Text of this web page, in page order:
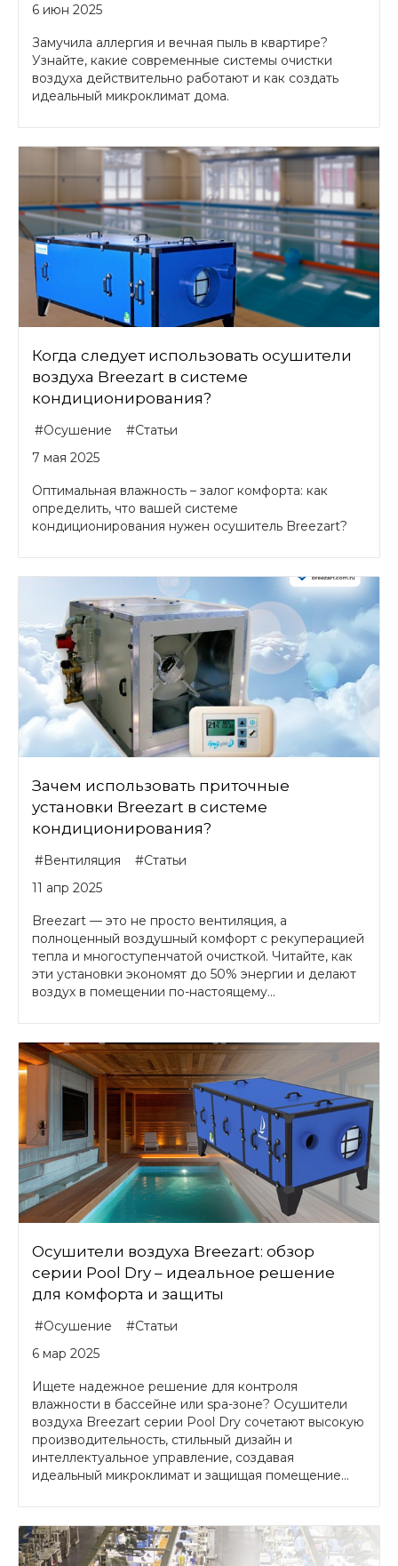
6 июн 2025
Замучила аллергия и вечная пыль в квартире?
Узнайте, какие современные системы очистки
воздуха действительно работают и как создать
идеальный микроклимат дома.
Когда следует использовать осушители
воздуха Breezart в системе
кондиционирования?
#Осушение
#Статьи
7 мая 2025
Оптимальная влажность – залог комфорта: как
определить, что вашей системе
кондиционирования нужен осушитель Breezart?
Зачем использовать приточные
установки Breezart в системе
кондиционирования?
#Вентиляция
#Статьи
11 апр 2025
Breezart — это не просто вентиляция, а
полноценный воздушный комфорт с рекуперацией
тепла и многоступенчатой очисткой. Читайте, как
эти установки экономят до 50% энергии и делают
воздух в помещении по-настоящему...
Осушители воздуха Breezart: обзор
серии Pool Dry – идеальное решение
для комфорта и защиты
#Осушение
#Статьи
6 мар 2025
Ищете надежное решение для контроля
влажности в бассейне или spa-зоне? Осушители
воздуха Breezart серии Pool Dry сочетают высокую
производительность, стильный дизайн и
интеллектуальное управление, создавая
идеальный микроклимат и защищая помещение...